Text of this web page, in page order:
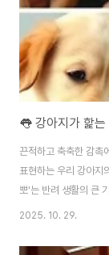
끈적하고 축축한 감촉
표현하는 우리 강아지
뽀'는 반려 생활의 큰
과 행복의 신호만은 아
을 알리는 중요한
2025. 10. 29.